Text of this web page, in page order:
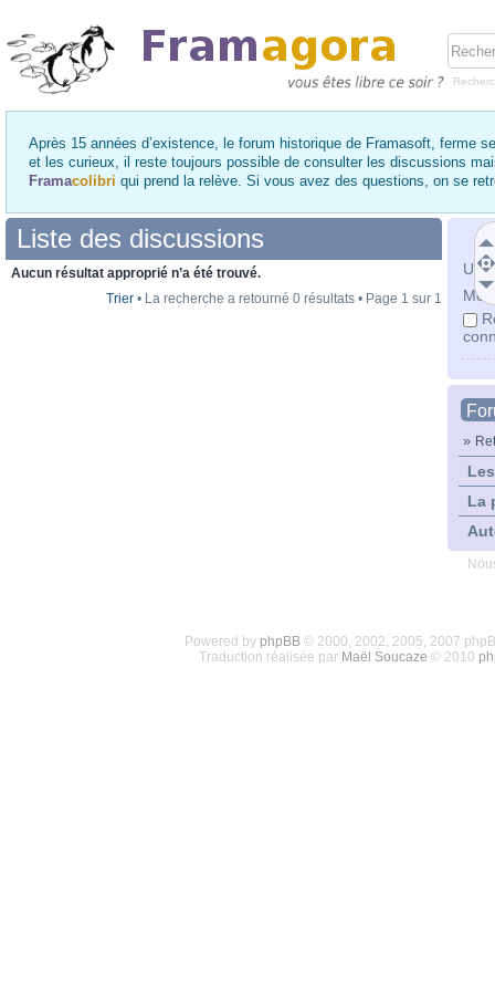
Après 15 années d’existence, le forum historique de Framasoft, ferme
et les curieux, il reste toujours possible de consulter les discussions
Framacolibri qui prend la relève. Si vous avez des questions, on se
Mot
»
La
Liste des discussions
Aucun résultat approprié n’a été trouvé.
Trier • La recherche a retourné 0 résultats • Page 1 sur 1
Powered by phpBB© 2000, 2002, 2005, 2007
Traduction réalisée par Maël Soucaze © 2010